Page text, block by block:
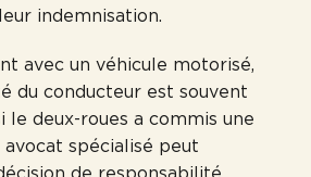
indemnisation.
avec un véhicule motorisé,
du conducteur est souvent
le deux-roues a commis une
avocat spécialisé peut